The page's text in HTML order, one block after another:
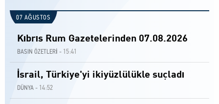
07 AĞUSTOS
Kıbrıs Rum Gazetelerinden 07.08.2026
BASIN ÖZETLERİ - 15:41
İsrail, Türkiye'yi ikiyüzlülükle suçladı
DÜNYA - 14:52